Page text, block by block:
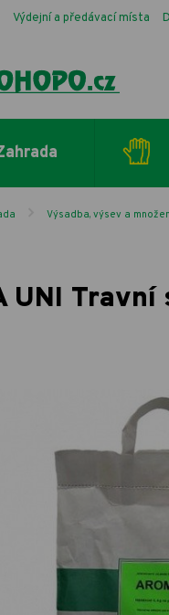
Výdejní a předávací místa
Výsadba, výsev a
UNI